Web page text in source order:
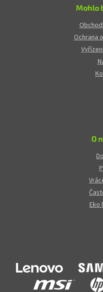
Mohlo
Ochrana
O
Eko